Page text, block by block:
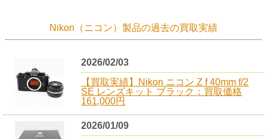
Nikon（ニコン）製品の過去の買取実績
2026/02/03
【買取実績】Nikon ニコン Z f 40mm f/2
SE レンズキット ブラック：買取価格
161,000円
2026/01/09